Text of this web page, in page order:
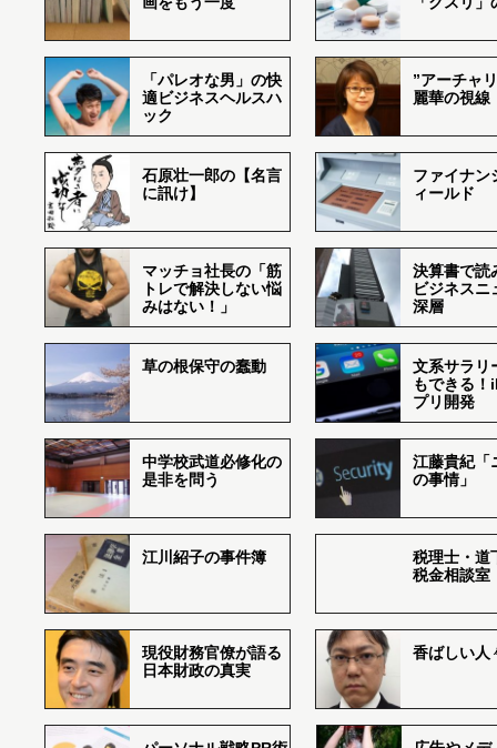
「パレオな男」の快
適ビジネスヘルスハ
ック
”アーチャ
麗華の視線
石原壮一郎の【名言
に訊け】
ファイナン
ィールド
マッチョ社長の「筋
トレで解決しない悩
みはない！」
決算書で読
ビジネスニ
深層
草の根保守の蠢動
文系サラリ
もできる
プリ開発
中学校武道必修化の
是非を問う
江藤貴紀「
の事情」
江川紹子の事件簿
税理士・道
税金相談室
現役財務官僚が語る
日本財政の真実
香ばしい